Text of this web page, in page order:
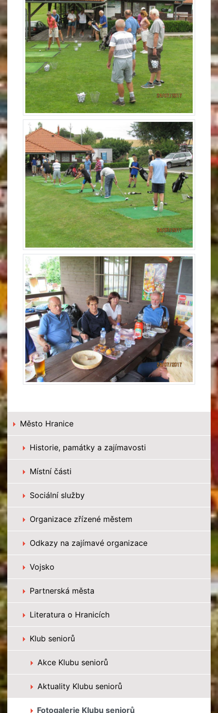
Město Hranice
Historie, památky a zajímavosti
Místní části
Sociální služby
Organizace zřízené městem
Odkazy na zajímavé organizace
Vojsko
Partnerská města
Literatura o Hranicích
Klub seniorů
Akce Klubu seniorů
Aktuality Klubu seniorů
Fotogalerie Klubu seniorů